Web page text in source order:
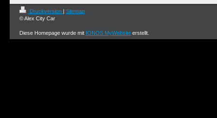
Druckversion | Sitemap
© Alex City Car
Diese Homepage wurde mit IONOS MyWebsite erstellt.